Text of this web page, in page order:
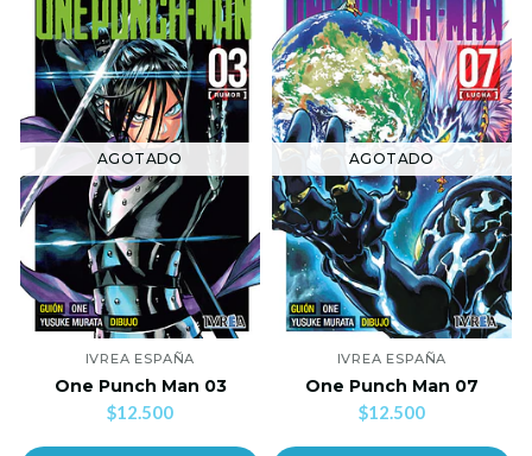
AGOTADO
IVREA ESPAÑA
One Punch Man 03
$12.500
AGOTADO
IVREA ESPAÑA
One Punch Man 07
$12.500